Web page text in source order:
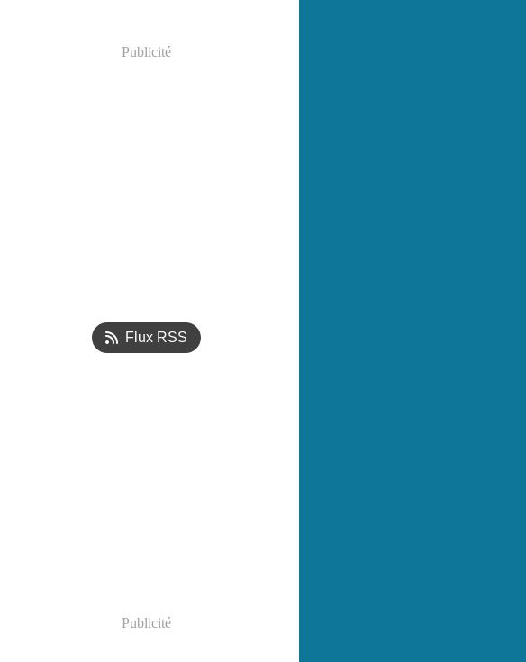
Publicité
Flux RSS
Publicité